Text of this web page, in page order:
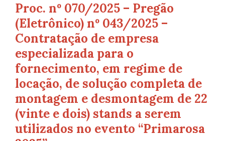
Proc. nº 070/2025 – Pregão
(Eletrônico) nº 043/2025 –
Contratação de empresa
especializada para o
fornecimento, em regime de
locação, de solução completa de
montagem e desmontagem de 22
(vinte e dois) stands a serem
utilizados no evento “Primarosa